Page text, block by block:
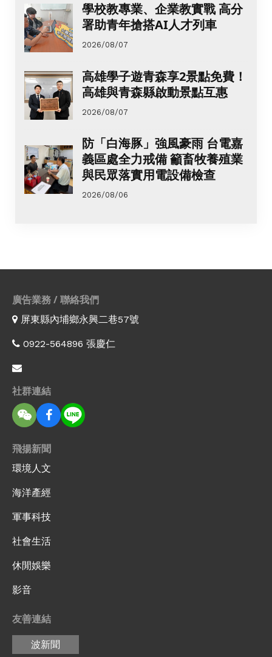
學校教專業、企業教實戰 高分
署助青年搶搭AI人才列車
2026/08/07
高雄學子遊青森享2景點免費！
高雄與青森縣啟動景點互惠
2026/08/07
防「白海豚」強風豪雨 台電嘉
義區處全力戒備 籲畜牧養殖業
與民眾落實用電設備檢查
2026/08/06
廣告業務 / 聯絡我們
屏東縣內埔鄉永興二巷57號
0922-564896 張慶仁
社群連結
飛揚新聞
環境人文
海洋產經
軍事科技
社會生活
休閒娛樂
影音
友善連結
波新聞